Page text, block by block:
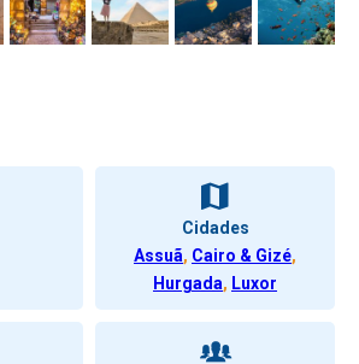
Cidades
Assuã, Cairo & Gizé,
Hurgada, Luxor